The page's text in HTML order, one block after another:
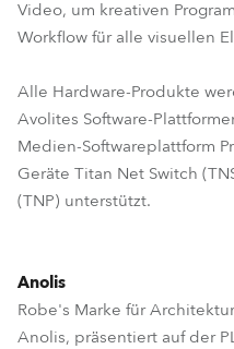
Video, um kreativen
Workflow für alle visuellen
Alle Hardware-Produkte
Avolites Software-
Medien-Softwareplattform
Geräte Titan Net Switch
(TNP) unterstützt.
Anolis
Robe's Marke für
Anolis, präsentiert auf der